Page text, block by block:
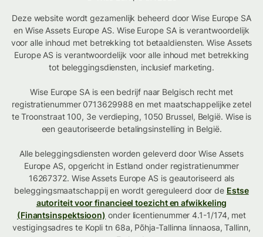
Deze website wordt gezamenlijk beheerd door Wise Europe SA
en Wise Assets Europe AS. Wise Europe SA is verantwoordelijk
voor alle inhoud met betrekking tot betaaldiensten. Wise Assets
Europe AS is verantwoordelijk voor alle inhoud met betrekking
tot beleggingsdiensten, inclusief marketing.
Wise Europe SA is een bedrijf naar Belgisch recht met
registratienummer 0713629988 en met maatschappelijke zetel
te Troonstraat 100, 3e verdieping, 1050 Brussel, België. Wise is
een geautoriseerde betalingsinstelling in België.
Alle beleggingsdiensten worden geleverd door Wise Assets
Europe AS, opgericht in Estland onder registratienummer
16267372. Wise Assets Europe AS is geautoriseerd als
beleggingsmaatschappij en wordt gereguleerd door de Estse
autoriteit voor financieel toezicht en afwikkeling
(Finantsinspektsioon) onder licentienummer 4.1-1/174, met
vestigingsadres te Kopli tn 68a, Põhja-Tallinna linnaosa, Tallinn,